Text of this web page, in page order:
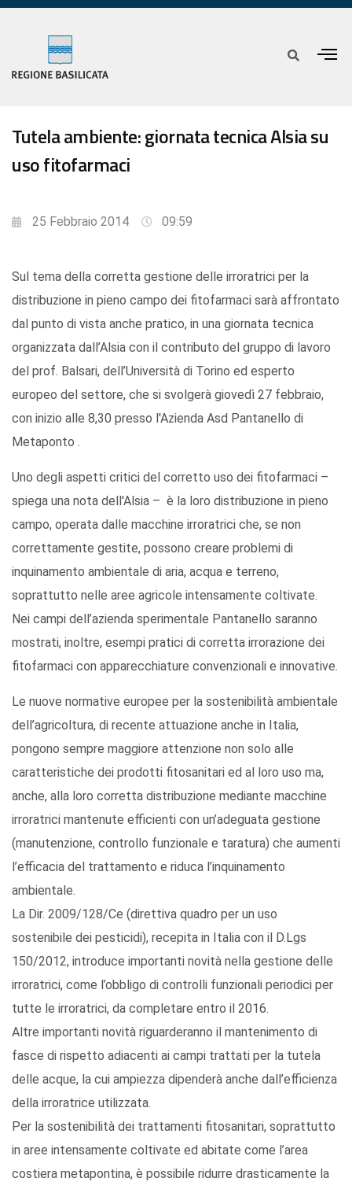
Tutela ambiente: giornata tecnica Alsia su
uso fitofarmaci
25 Febbraio 2014 09:59
Sul tema della corretta gestione delle irroratrici per la
distribuzione in pieno campo dei fitofarmaci sarà affrontato
dal punto di vista anche pratico, in una giornata tecnica
organizzata dall’Alsia con il contributo del gruppo di lavoro
del prof. Balsari, dell’Università di Torino ed esperto
europeo del settore, che si svolgerà giovedì 27 febbraio,
con inizio alle 8,30 presso l'Azienda Asd Pantanello di
Metaponto .
Uno degli aspetti critici del corretto uso dei fitofarmaci –
spiega una nota dell'Alsia – è la loro distribuzione in pieno
campo, operata dalle macchine irroratrici che, se non
correttamente gestite, possono creare problemi di
inquinamento ambientale di aria, acqua e terreno,
soprattutto nelle aree agricole intensamente coltivate.
Nei campi dell’azienda sperimentale Pantanello saranno
mostrati, inoltre, esempi pratici di corretta irrorazione dei
fitofarmaci con apparecchiature convenzionali e innovative.
Le nuove normative europee per la sostenibilità ambientale
dell’agricoltura, di recente attuazione anche in Italia,
pongono sempre maggiore attenzione non solo alle
caratteristiche dei prodotti fitosanitari ed al loro uso ma,
anche, alla loro corretta distribuzione mediante macchine
irroratrici mantenute efficienti con un’adeguata gestione
(manutenzione, controllo funzionale e taratura) che aumenti
l’efficacia del trattamento e riduca l’inquinamento
ambientale.
La Dir. 2009/128/Ce (direttiva quadro per un uso
sostenibile dei pesticidi), recepita in Italia con il D.Lgs
150/2012, introduce importanti novità nella gestione delle
irroratrici, come l’obbligo di controlli funzionali periodici per
tutte le irroratrici, da completare entro il 2016.
Altre importanti novità riguarderanno il mantenimento di
fasce di rispetto adiacenti ai campi trattati per la tutela
delle acque, la cui ampiezza dipenderà anche dall’efficienza
della irroratrice utilizzata.
Per la sostenibilità dei trattamenti fitosanitari, soprattutto
in aree intensamente coltivate ed abitate come l’area
costiera metapontina, è possibile ridurre drasticamente la